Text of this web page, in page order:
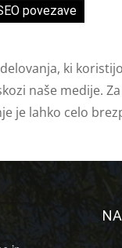
povezave
ki
naše medije.
je lahko celo